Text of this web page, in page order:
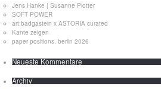
Jens Hanke | Susanne Piotter
SOFT POWER
art:badgastein x ASTORIA curated
Kante zeigen
paper positions. berlin 2026
Neueste Kommentare
Archiv